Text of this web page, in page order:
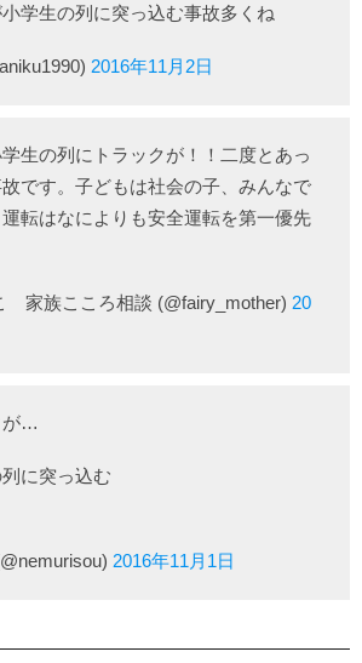
学生の列に突っ込む事故多くね
2016年11月2日
生の列にトラックが！！二度とあっ
です。子どもは社会の子、みんなで
転はなによりも安全運転を第一優先
家族こころ相談 (@fairy_mother) 20
が…
に突っ込む
2016年11月1日